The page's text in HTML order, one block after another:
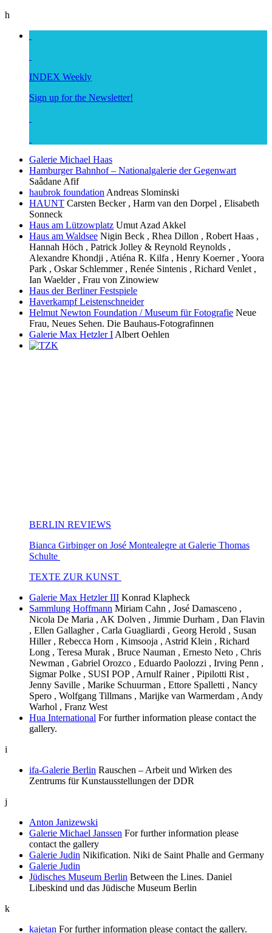
h
INDEX Weekly
Sign up for the Newsletter!
Galerie Michael Haas
Hamburger Bahnhof – Nationalgalerie der Gegenwart
Saâdane Afif
haubrok foundation Andreas Slominski
HAUNT Carsten Becker , Harm van den Dorpel , Elisabeth
Sonneck
Haus am Lützowplatz Umut Azad Akkel
Haus am Waldsee Nigin Beck , Rhea Dillon , Robert Haas ,
Hannah Höch , Patrick Jolley & Reynold Reynolds ,
Alexandre Khondji , Atiéna R. Kilfa , Henry Koerner , Yoora
Park , Oskar Schlemmer , Renée Sintenis , Richard Venlet ,
Ian Waelder , Frau von Zinowiew
Haus der Berliner Festspiele
Haverkampf Leistenschneider
Helmut Newton Foundation / Museum für Fotografie Neue
Frau, Neues Sehen. Die Bauhaus-Fotografinnen
Galerie Max Hetzler I Albert Oehlen
BERLIN REVIEWS
Bianca Girbinger on José Montealegre at Galerie Thomas
Schulte
TEXTE ZUR KUNST
Galerie Max Hetzler III Konrad Klapheck
Sammlung Hoffmann Miriam Cahn , José Damasceno ,
Nicola De Maria , AK Dolven , Jimmie Durham , Dan Flavin
, Ellen Gallagher , Carla Guagliardi , Georg Herold , Susan
Hiller , Rebecca Horn , Kimsooja , Astrid Klein , Richard
Long , Teresa Murak , Bruce Nauman , Ernesto Neto , Chris
Newman , Gabriel Orozco , Eduardo Paolozzi , Irving Penn ,
Sigmar Polke , SUSI POP , Arnulf Rainer , Pipilotti Rist ,
Jenny Saville , Marike Schuurman , Ettore Spalletti , Nancy
Spero , Wolfgang Tillmans , Marijke van Warmerdam , Andy
Warhol , Franz West
Hua International For further information please contact the
gallery.
i
ifa-Galerie Berlin Rauschen – Arbeit und Wirken des
Zentrums für Kunstausstellungen der DDR
j
Anton Janizewski
Galerie Michael Janssen For further information please
contact the gallery
Galerie Judin Nikification. Niki de Saint Phalle and Germany
Galerie Judin
Jüdisches Museum Berlin Between the Lines. Daniel
Libeskind und das Jüdische Museum Berlin
k
kajetan For further information please contact the gallery.